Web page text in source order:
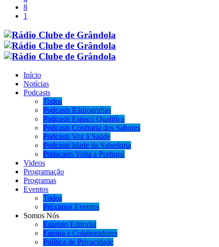
Início
Notícias
Podcasts
Todos
Podcasts Rádiografias
Podcasts Espaço Qualifica
Podcasts Confraria dos Sabores
Podcasts Voz à Saúde
Podcasts Idade da Sabedoria
Podacasts Volta a Portugal
Videos
Programação
Programas
Eventos
Todos
Próximos Eventos
Somos Nós
Estatuto Editorial
Equipa e Colaboradores
Política de Privacidade